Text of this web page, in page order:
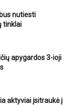
nutiesti
tinklai
apygardos 3-ioji
aktyviai įsitraukė į